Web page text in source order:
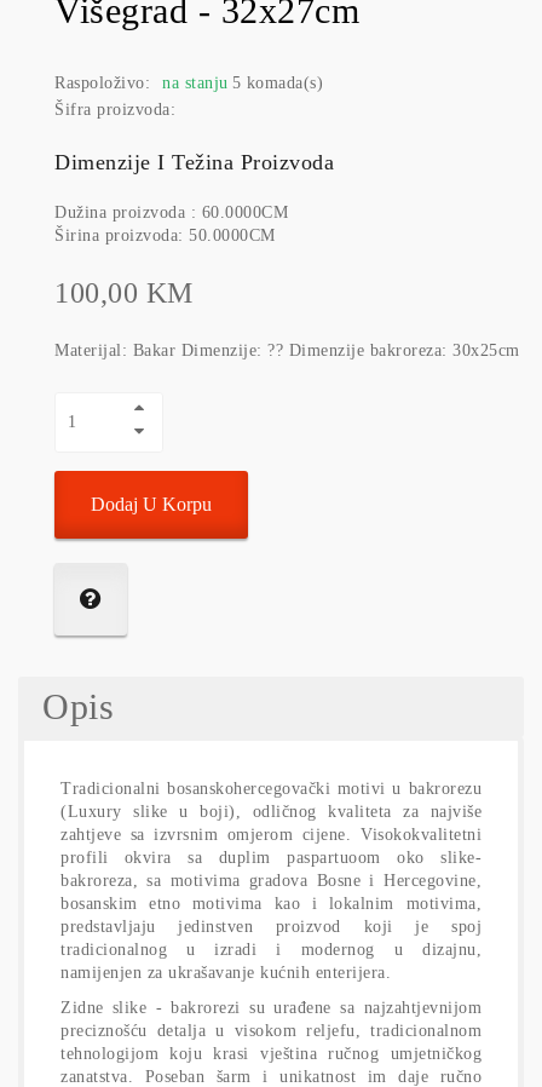
Višegrad - 32x27cm
Raspoloživo: na stanju 5 komada(s)
Šifra proizvoda:
Dimenzije I Težina Proizvoda
Dužina proizvoda : 60.0000CM
Širina proizvoda: 50.0000CM
100,00 KM
Materijal: Bakar Dimenzije: ?? Dimenzije bakroreza: 30x25cm
Dodaj U Korpu
Opis
Tradicionalni bosanskohercegovački motivi u bakrorezu
(Luxury slike u boji), odličnog kvaliteta za najviše
zahtjeve sa izvrsnim omjerom cijene. Visokokvalitetni
profili okvira sa duplim paspartuoom oko slike-
bakroreza, sa motivima gradova Bosne i Hercegovine,
bosanskim etno motivima kao i lokalnim motivima,
predstavljaju jedinstven proizvod koji je spoj
tradicionalnog u izradi i modernog u dizajnu,
namijenjen za ukrašavanje kućnih enterijera.
Zidne slike - bakrorezi su urađene sa najzahtjevnijom
preciznošću detalja u visokom reljefu, tradicionalnom
tehnologijom koju krasi vještina ručnog umjetničkog
zanatstva. Poseban šarm i unikatnost im daje ručno